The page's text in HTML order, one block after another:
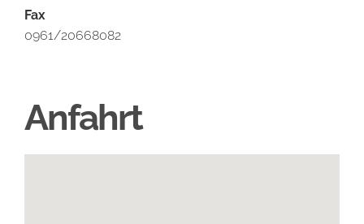
Fax
0961/20668082
Anfahrt